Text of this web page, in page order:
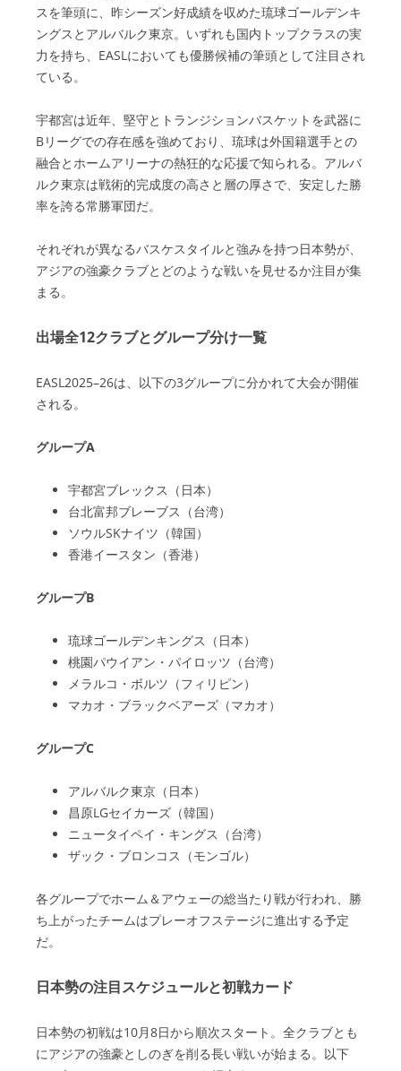
スを筆頭に、昨シーズン好成績を収めた琉球ゴールデンキ
ングスとアルバルク東京。いずれも国内トップクラスの実
力を持ち、EASLにおいても優勝候補の筆頭として注目され
ている。
宇都宮は近年、堅守とトランジションバスケットを武器に
Bリーグでの存在感を強めており、琉球は外国籍選手との
融合とホームアリーナの熱狂的な応援で知られる。アルバ
ルク東京は戦術的完成度の高さと層の厚さで、安定した勝
率を誇る常勝軍団だ。
それぞれが異なるバスケスタイルと強みを持つ日本勢が、
アジアの強豪クラブとどのような戦いを見せるか注目が集
まる。
出場全12クラブとグループ分け一覧
EASL2025–26は、以下の3グループに分かれて大会が開催
される。
グループA
宇都宮ブレックス（日本）
台北富邦ブレーブス（台湾）
ソウルSKナイツ（韓国）
香港イースタン（香港）
グループB
琉球ゴールデンキングス（日本）
桃園パウイアン・パイロッツ（台湾）
メラルコ・ボルツ（フィリピン）
マカオ・ブラックベアーズ（マカオ）
グループC
アルバルク東京（日本）
昌原LGセイカーズ（韓国）
ニュータイペイ・キングス（台湾）
ザック・ブロンコス（モンゴル）
各グループでホーム＆アウェーの総当たり戦が行われ、勝
ち上がったチームはプレーオフステージに進出する予定
だ。
日本勢の注目スケジュールと初戦カード
日本勢の初戦は10月8日から順次スタート。全クラブとも
にアジアの強豪としのぎを削る長い戦いが始まる。以下